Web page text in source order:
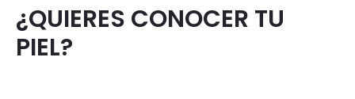
¿QUIERES CONOCER TU
PIEL?